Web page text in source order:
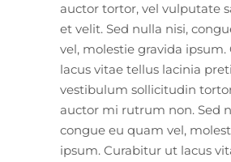
auctor tortor, vel vulputate
et velit. Sed nulla nisi,
vel, molestie gravida
lacus vitae tellus lacinia
vestibulum sollicitudin
auctor mi rutrum non. Sed
congue eu quam vel,
ipsum. Curabitur ut lacus